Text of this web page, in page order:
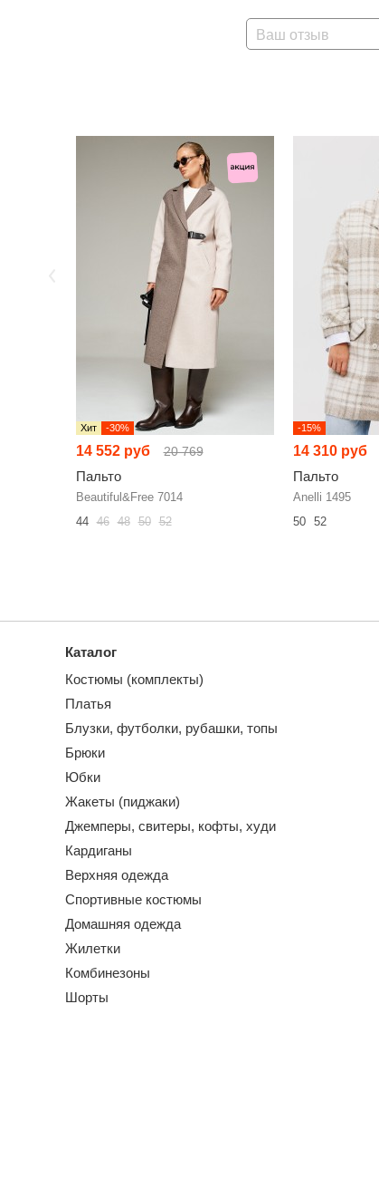
Ваш отзыв
Хит -30%
14 552 руб 20 769
Пальто
Beautiful&Free 7014
44 46 48 50 52
-15%
14 310 руб
Пальто
Anelli 1495
50
52
Каталог
Костюмы (комплекты)
Платья
Блузки, футболки, рубашки, топы
Брюки
Юбки
Жакеты (пиджаки)
Джемперы, свитеры, кофты, худи
Кардиганы
Верхняя одежда
Спортивные костюмы
Домашняя одежда
Жилетки
Комбинезоны
Шорты